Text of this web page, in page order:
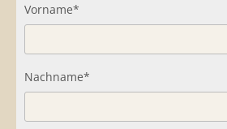
Vorname*
Nachname*